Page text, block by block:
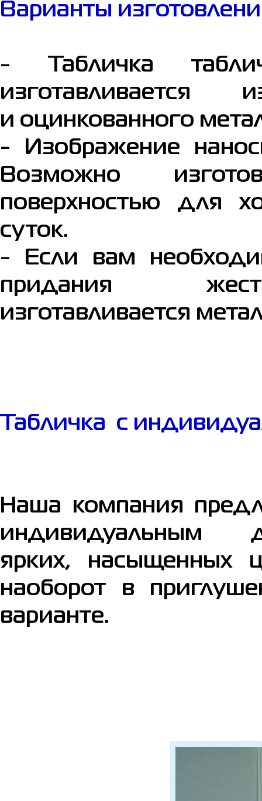
Варианты
- Табличка
и оцинкованного
- Изображение
Возможно
поверхностью для
суток.
- Если вам
придания
изготавливается
Табличка с
Наша компания
ярких, насыщенных
наоборот в
варианте.